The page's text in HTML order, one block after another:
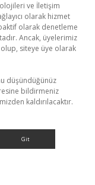
ve İletişim
olarak hizmet
olarak denetleme
Ancak, üyelerimiz
siteye üye olarak
düşündüğünüz
bildirmeniz
kaldırılacaktır.